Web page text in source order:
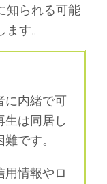
知られる可能
す。
に内緒で可
生は同居し
です。
用情報やロ